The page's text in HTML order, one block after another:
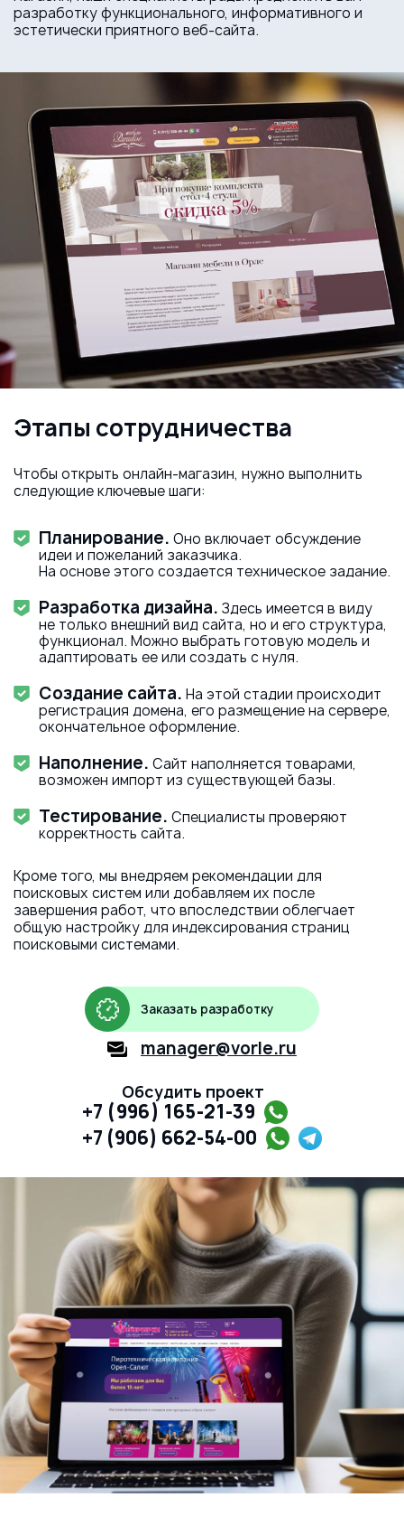
разработку функционального, информативного и
эстетически приятного веб-сайта.
Этапы сотрудничества
Чтобы открыть онлайн-магазин, нужно выполнить
следующие ключевые шаги:
Планирование. Оно включает обсуждение
идеи и пожеланий заказчика.
На основе этого создается техническое задание.
Разработка дизайна. Здесь имеется в виду
не только внешний вид сайта, но и его структура,
функционал. Можно выбрать готовую модель и
адаптировать ее или создать с нуля.
Создание сайта. На этой стадии происходит
регистрация домена, его размещение на сервере,
окончательное оформление.
Наполнение. Сайт наполняется товарами,
возможен импорт из существующей базы.
Тестирование. Специалисты проверяют
корректность сайта.
Кроме того, мы внедряем рекомендации для
поисковых систем или добавляем их после
завершения работ, что впоследствии облегчает
общую настройку для индексирования страниц
поисковыми системами.
Заказать разработку
manager@vorle.ru
Обсудить проект
+7 (996) 165-21-39
+7 (906) 662-54-00